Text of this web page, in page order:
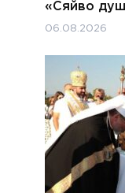
«Сяйво
06.08.2026